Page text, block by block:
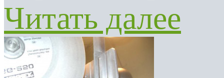
Читать далее